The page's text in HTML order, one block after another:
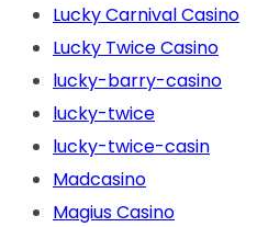
Lucky Carnival Casino
Lucky Twice Casino
lucky-barry-casino
lucky-twice
lucky-twice-casin
Madcasino
Magius Casino